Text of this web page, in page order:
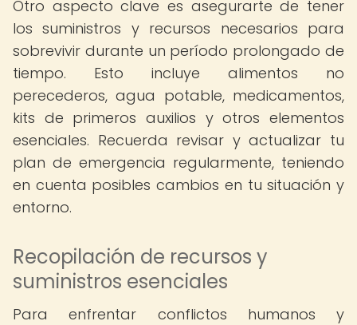
Otro aspecto clave es asegurarte de tener
los suministros y recursos necesarios para
sobrevivir durante un período prolongado de
tiempo. Esto incluye alimentos no
perecederos, agua potable, medicamentos,
kits de primeros auxilios y otros elementos
esenciales. Recuerda revisar y actualizar tu
plan de emergencia regularmente, teniendo
en cuenta posibles cambios en tu situación y
entorno.
Recopilación de recursos y
suministros esenciales
Para enfrentar conflictos humanos y